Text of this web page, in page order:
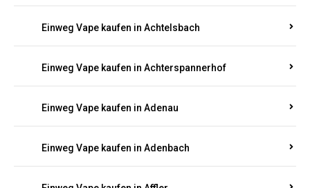
Einweg Vape kaufen in Achtelsbach
Einweg Vape kaufen in Achterspannerhof
Einweg Vape kaufen in Adenau
Einweg Vape kaufen in Adenbach